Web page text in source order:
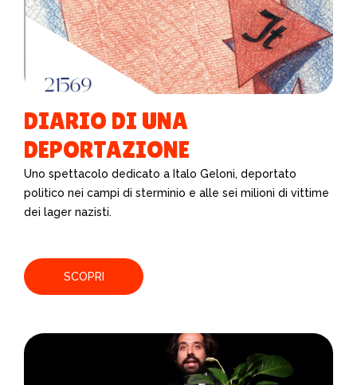
DIARIO DI UNA
DEPORTAZIONE
Uno spettacolo dedicato a Italo Geloni, deportato
politico nei campi di sterminio e alle sei milioni di vittime
dei lager nazisti.
SCOPRI